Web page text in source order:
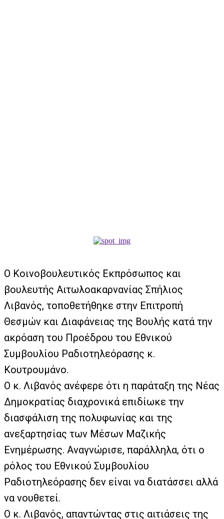
O Κοινοβουλευτικός Εκπρόσωπος και
βουλευτής Αιτωλοακαρνανίας Σπήλιος
Λιβανός, τοποθετήθηκε στην Επιτροπή
Θεσμών και Διαφάνειας της Βουλής κατά την
ακρόαση του Προέδρου του Εθνικού
Συμβουλίου Ραδιοτηλεόρασης κ.
Κουτρουμάνο.
Ο κ. Λιβανός ανέφερε ότι η παράταξη της Νέας
Δημοκρατίας διαχρονικά επιδίωκε την
διασφάλιση της πολυφωνίας και της
ανεξαρτησίας των Μέσων Μαζικής
Ενημέρωσης. Αναγνώρισε, παράλληλα, ότι ο
ρόλος του Εθνικού Συμβουλίου
Ραδιοτηλεόρασης δεν είναι να διατάσσει αλλά
να νουθετεί.
Ο κ. Λιβανός, απαντώντας στις αιτιάσεις της